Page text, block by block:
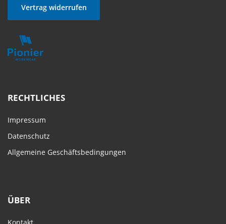
Vertrag widerrufen
RECHTLICHES
Impressum
Datenschutz
Allgemeine Geschäftsbedingungen
ÜBER